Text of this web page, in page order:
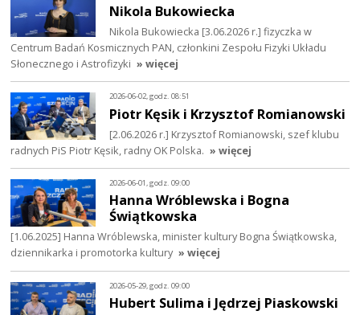
Nikola Bukowiecka
Nikola Bukowiecka [3.06.2026 r.] fizyczka w
Centrum Badań Kosmicznych PAN, członkini Zespołu Fizyki Układu
Słonecznego i Astrofizyki » więcej
2026-06-02, godz. 08:51
Piotr Kęsik i Krzysztof Romianowski
[2.06.2026 r.] Krzysztof Romianowski, szef klubu
radnych PiS Piotr Kęsik, radny OK Polska. » więcej
2026-06-01, godz. 09:00
Hanna Wróblewska i Bogna
Świątkowska
[1.06.2025] Hanna Wróblewska, minister kultury Bogna Świątkowska,
dziennikarka i promotorka kultury » więcej
2026-05-29, godz. 09:00
Hubert Sulima i Jędrzej Piaskowski